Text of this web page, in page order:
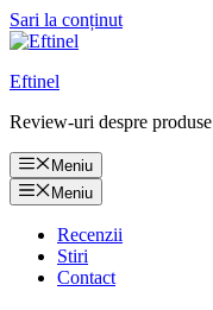
Sari la conținut
Eftinel
Review-uri despre produse
Meniu
Meniu
Recenzii
Stiri
Contact